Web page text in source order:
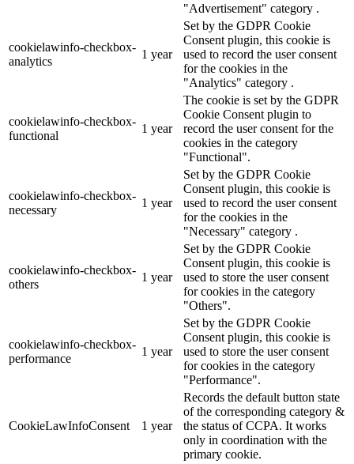
"Advertisement" category .
cookielawinfo-checkbox-
analytics
1 year
Set by the GDPR Cookie
Consent plugin, this cookie is
used to record the user consent
for the cookies in the
"Analytics" category .
cookielawinfo-checkbox-
functional
1 year
The cookie is set by the GDPR
Cookie Consent plugin to
record the user consent for the
cookies in the category
"Functional".
cookielawinfo-checkbox-
necessary
1 year
Set by the GDPR Cookie
Consent plugin, this cookie is
used to record the user consent
for the cookies in the
"Necessary" category .
cookielawinfo-checkbox-
others
1 year
Set by the GDPR Cookie
Consent plugin, this cookie is
used to store the user consent
for cookies in the category
"Others".
cookielawinfo-checkbox-
performance
1 year
Set by the GDPR Cookie
Consent plugin, this cookie is
used to store the user consent
for cookies in the category
"Performance".
CookieLawInfoConsent 1 year
Records the default button state
of the corresponding category &
the status of CCPA. It works
only in coordination with the
primary cookie.